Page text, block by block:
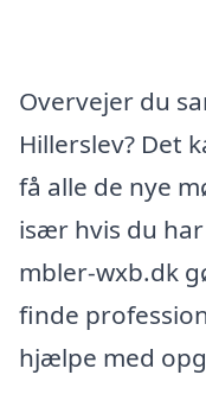
Overvejer du
Hillerslev? Det
få alle de nye
især hvis du
mbler-wxb.dk
finde
hjælpe med